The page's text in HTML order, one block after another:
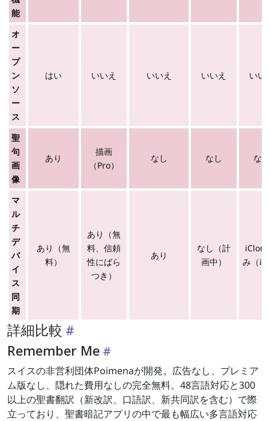
能
オ
ー
プ
ン
ソ
ー
ス
はい いいえ いいえ いいえ いい
聖
句
画
像
あり
描画
（Pro）
なし なし な
マ
ル
チ
デ
バ
イ
ス
同
期
あり（無
料）
あり（無
料、信頼
性にばら
つき）
あり
なし（計
画中）
み（
詳細比較
Remember Me
スイスの非営利団体Poimenaが開発。広告なし、プレミア
ム版なし、隠れた費用なしの完全無料。48言語対応と300
以上の聖書翻訳（新改訳、口語訳、新共同訳を含む）で際
立っており、聖書暗記アプリの中で最も幅広い多言語対応